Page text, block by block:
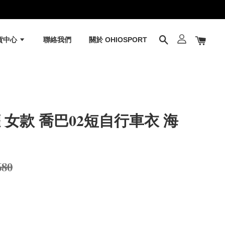
中心 聯絡我們 關於 OHIOSPORT
款 喬巴02短自行車衣 海